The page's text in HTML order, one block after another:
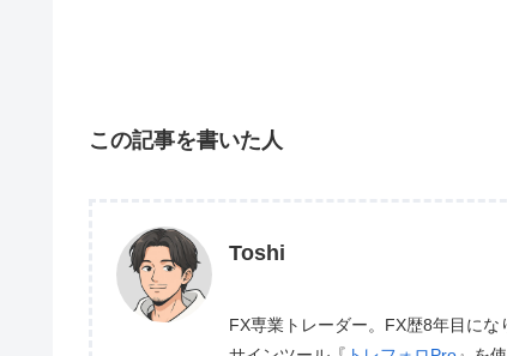
この記事を書いた人
Toshi
FX専業トレーダー。FX歴8年目に